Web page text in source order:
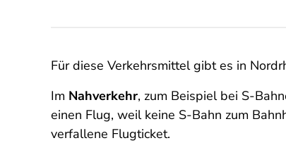
Für diese Verkehrsmittel gibt es in
Im Nahverkehr, zum Beispiel bei S-
einen Flug, weil keine S-Bahn zum
verfallene Flugticket.